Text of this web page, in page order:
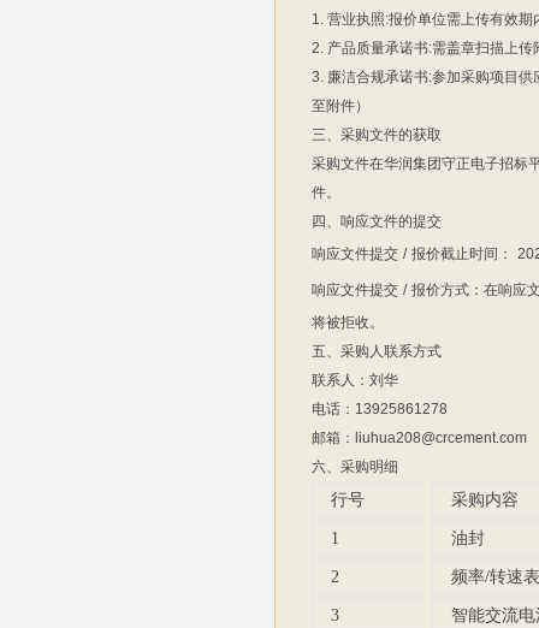
1. 营业执照:报价单位需上传有效
2. 产品质量承诺书:需盖章扫描上
3. 廉洁合规承诺书:参加采购项目
至附件）
三、采购文件的获取
采购文件在华润集团守正电子招标
件。
四、响应文件的提交
响应文件提交 / 报价截止时间：
响应文件提交 / 报价方式：在响应
将被拒收。
五、采购人联系方式
联系人：刘华
电话：13925861278
邮箱：liuhua208@crcement.com
六、采购明细
行号 采购内容
1 油封
2 频率/转速表
3 智能交流电